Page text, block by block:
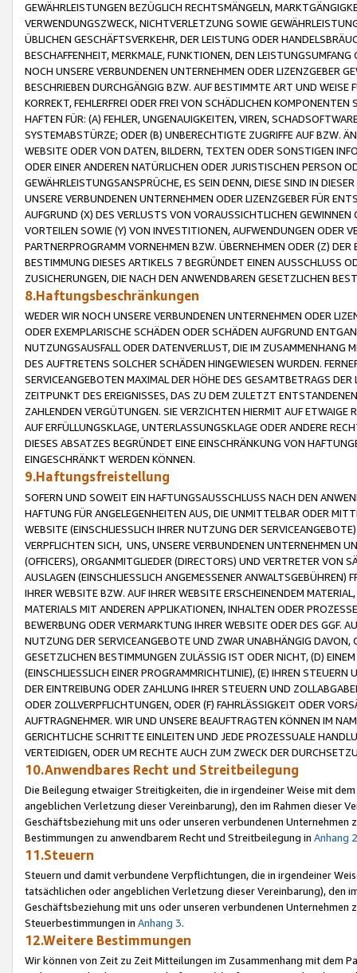
GEWÄHRLEISTUNGEN BEZÜGLICH RECHTSMÄNGELN,
VERWENDUNGSZWECK, NICHTVERLETZUNG SOWIE
ÜBLICHEN GESCHÄFTSVERKEHR, DER LEISTUNG ODER
BESCHAFFENHEIT, MERKMALE, FUNKTIONEN, DEN
NOCH UNSERE VERBUNDENEN UNTERNEHMEN ODER LIZENZGEBER
BESCHRIEBEN DURCHGÄNGIG BZW. AUF BESTIMMTE ART UND
KORREKT, FEHLERFREI ODER FREI VON SCHÄDLICHEN
HAFTEN FÜR: (A) FEHLER, UNGENAUIGKEITEN, VIREN,
SYSTEMABSTÜRZE; ODER (B) UNBERECHTIGTE ZUGRIFFE AUF BZW.
WEBSITE ODER VON DATEN, BILDERN, TEXTEN ODER SONSTIGEN
ODER EINER ANDEREN NATÜRLICHEN ODER JURISTISCHEN PERSON
GEWÄHRLEISTUNGSANSPRÜCHE, ES SEIN DENN, DIESE SIND IN
UNSERE VERBUNDENEN UNTERNEHMEN ODER LIZENZGEBER FÜR
AUFGRUND (X) DES VERLUSTS VON VORAUSSICHTLICHEN
VORTEILEN SOWIE (Y) VON INVESTITIONEN, AUFWENDUNGEN ODER
PARTNERPROGRAMM VORNEHMEN BZW. ÜBERNEHMEN ODER (Z)
BESTIMMUNG DIESES ARTIKELS 7 BEGRÜNDET EINEN AUSSCHLUSS
ZUSICHERUNGEN, DIE NACH DEN ANWENDBAREN GESETZLICHEN
8.Haftungsbeschränkungen
WEDER WIR NOCH UNSERE VERBUNDENEN UNTERNEHMEN ODER
ODER EXEMPLARISCHE SCHÄDEN ODER SCHÄDEN AUFGRUND
NUTZUNGSAUSFALL ODER DATENVERLUST, DIE IM ZUSAMMENHANG
DES AUFTRETENS SOLCHER SCHÄDEN HINGEWIESEN WURDEN.
SERVICEANGEBOTEN MAXIMAL DER HÖHE DES GESAMTBETRAGS
ZEITPUNKT DES EREIGNISSES, DAS ZU DEM ZULETZT
ZAHLENDEN VERGÜTUNGEN. SIE VERZICHTEN HIERMIT AUF
AUF ERFÜLLUNGSKLAGE, UNTERLASSUNGSKLAGE ODER ANDERE
DIESES ABSATZES BEGRÜNDET EINE EINSCHRÄNKUNG VON
EINGESCHRÄNKT WERDEN KÖNNEN.
9.Haftungsfreistellung
SOFERN UND SOWEIT EIN HAFTUNGSAUSSCHLUSS NACH DEN
HAFTUNG FÜR ANGELEGENHEITEN AUS, DIE UNMITTELBAR ODER
WEBSITE (EINSCHLIESSLICH IHRER NUTZUNG DER
VERPFLICHTEN SICH, UNS, UNSERE VERBUNDENEN UNTERNEHMEN
(OFFICERS), ORGANMITGLIEDER (DIRECTORS) UND VERTRETER VON
AUSLAGEN (EINSCHLIESSLICH ANGEMESSENER
IHRER WEBSITE BZW. AUF IHRER WEBSITE ERSCHEINENDEM
MATERIALS MIT ANDEREN APPLIKATIONEN, INHALTEN ODER
BEWERBUNG ODER VERMARKTUNG IHRER WEBSITE ODER DES GGF.
NUTZUNG DER SERVICEANGEBOTE UND ZWAR UNABHÄNGIG
GESETZLICHEN BESTIMMUNGEN ZULÄSSIG IST ODER NICHT, (D)
(EINSCHLIESSLICH EINER PROGRAMMRICHTLINIE), (E) IHREN
DER EINTREIBUNG ODER ZAHLUNG IHRER STEUERN UND
ODER ZOLLVERPFLICHTUNGEN, ODER (F) FAHRLÄSSIGKEIT ODER
AUFTRAGNEHMER. WIR UND UNSERE BEAUFTRAGTEN KÖNNEN IM
GERICHTLICHE SCHRITTE EINLEITEN UND JEDE PROZESSUALE
VERTEIDIGEN, ODER UM RECHTE AUCH ZUM ZWECK DER
10.Anwendbares Recht und Streitbeilegung
Die Beilegung etwaiger Streitigkeiten, die in irgendeiner Weise mit
angeblichen Verletzung dieser Vereinbarung), den im Rahmen dieser
Geschäftsbeziehung mit uns oder unseren verbundenen
Bestimmungen zu anwendbarem Recht und Streitbeilegung in Anhang 2
11.Steuern
Steuern und damit verbundene Verpflichtungen, die in irgendeiner
tatsächlichen oder angeblichen Verletzung dieser Vereinbarung), den
Geschäftsbeziehung mit uns oder unseren verbundenen
Steuerbestimmungen in Anhang 3.
12.Weitere Bestimmungen
Wir können von Zeit zu Zeit Mitteilungen im Zusammenhang mit dem